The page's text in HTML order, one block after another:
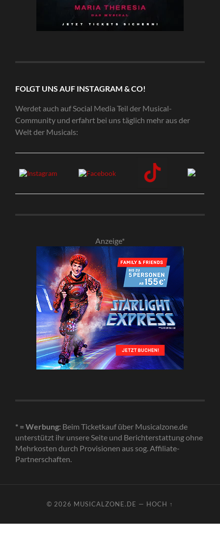
FOLGT UNS AUF INSTAGRAM & CO!
Werdet auch auf Social Media Teil der Musical-
Community und erfahrt bei uns täglich mehr aus der
Welt der Musicals:
Anzeige*
* = Werbung: Beim Ticketkauf über Musicalzone.de
unterstützt ihr unsere Seite und Berichterstattung ohne
Mehrkosten durch Provisionen aus sog. Affiliate-
Partnerschaften.
© 2026 MUSICALZONE.DE — HOCH ↑